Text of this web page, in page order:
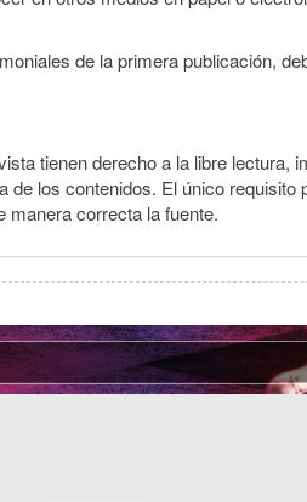
de la primera publicación,
tienen derecho a la libre lectura,
los contenidos. El único
manera correcta la fuente.